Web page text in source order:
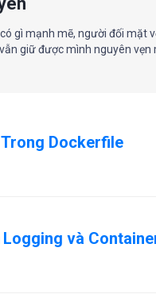
gì mạnh mẽ, người đối mặt
giữ được mình nguyên vẹn
Dockerfile
và